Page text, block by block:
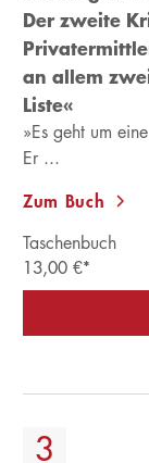
Der zweite
an allem
Liste«
»Es geht um
Er ...
Zum Buch
Taschenbuch
13,00 €*